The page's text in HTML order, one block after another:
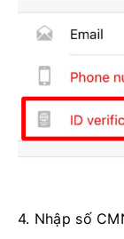
4. Nhập số